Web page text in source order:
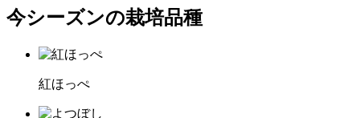
今シーズンの栽培品種
紅ほっぺ